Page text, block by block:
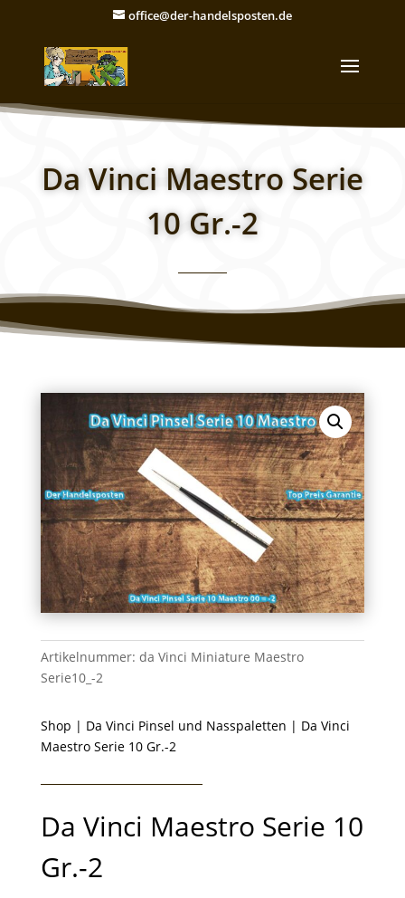
office@der-handelsposten.de
Da Vinci Maestro Serie
10 Gr.-2
Artikelnummer: da Vinci Miniature Maestro
Serie10_-2
Shop | Da Vinci Pinsel und Nasspaletten | Da Vinci
Maestro Serie 10 Gr.-2
Da Vinci Maestro Serie 10
Gr.-2